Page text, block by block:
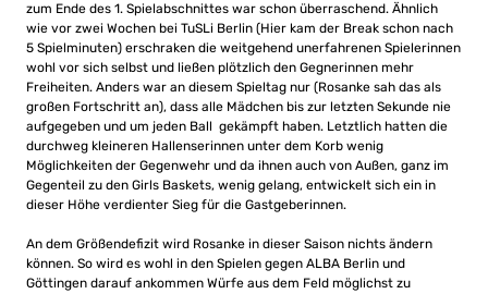
zum Ende des 1. Spielabschnittes war schon überraschend. Ähnlich
wie vor zwei Wochen bei TuSLi Berlin (Hier kam der Break schon nach
5 Spielminuten) erschraken die weitgehend unerfahrenen Spielerinnen
wohl vor sich selbst und ließen plötzlich den Gegnerinnen mehr
Freiheiten. Anders war an diesem Spieltag nur (Rosanke sah das als
großen Fortschritt an), dass alle Mädchen bis zur letzten Sekunde nie
aufgegeben und um jeden Ball gekämpft haben. Letztlich hatten die
durchweg kleineren Hallenserinnen unter dem Korb wenig
Möglichkeiten der Gegenwehr und da ihnen auch von Außen, ganz im
Gegenteil zu den Girls Baskets, wenig gelang, entwickelt sich ein in
dieser Höhe verdienter Sieg für die Gastgeberinnen.
An dem Größendefizit wird Rosanke in dieser Saison nichts ändern
können. So wird es wohl in den Spielen gegen ALBA Berlin und
Göttingen darauf ankommen Würfe aus dem Feld möglichst zu